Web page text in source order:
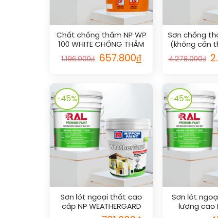
Chất chống thấm NP WP
100 WHITE CHỐNG THẤM
vs RAL
1.196.000₫
Giá
gốc
657.800₫Giá
hiện
657.800₫.
Sơn chống
(không cần
lót) NP WP
4.278.000₫
-45%
Sơn lót ngoại thất cao
cấp NP WEATHERGARD
SEALER vs RAL
-45%
Sơn lót
lượng cao
MATEX